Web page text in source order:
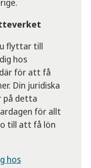
flyttar till
hos
för att få
Din juridiska
på detta
för allt
till att få lön
hos